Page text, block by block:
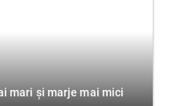
mari și marje mai mici